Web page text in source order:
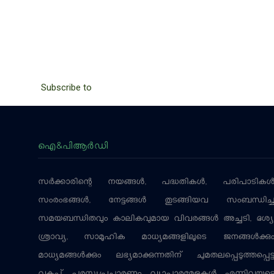
Subscribe to
ഐ&പിആര്‍ഡി
സര്‍ക്കാരിന്റെ നയങ്ങള്‍, പദ്ധതികള്‍, പരിപാടികള്‍
സംരംഭങ്ങള്‍, നേട്ടങ്ങള്‍ തുടങ്ങിയവ സംബന്ധിച്ച
സമയബന്ധിതവും കാലികവുമായ വിവരങ്ങള്‍ അച്ചടി, ദൃശ്യ,
ശ്രാവ്യ, സാമൂഹിക മാധ്യമങ്ങളിലൂടെ ജനങ്ങള്‍ക്കും
മാധ്യമങ്ങള്‍ക്കും ലഭ്യമാക്കുന്നതിന് ചുമതലപ്പെടുത്തപ്പെട്ട